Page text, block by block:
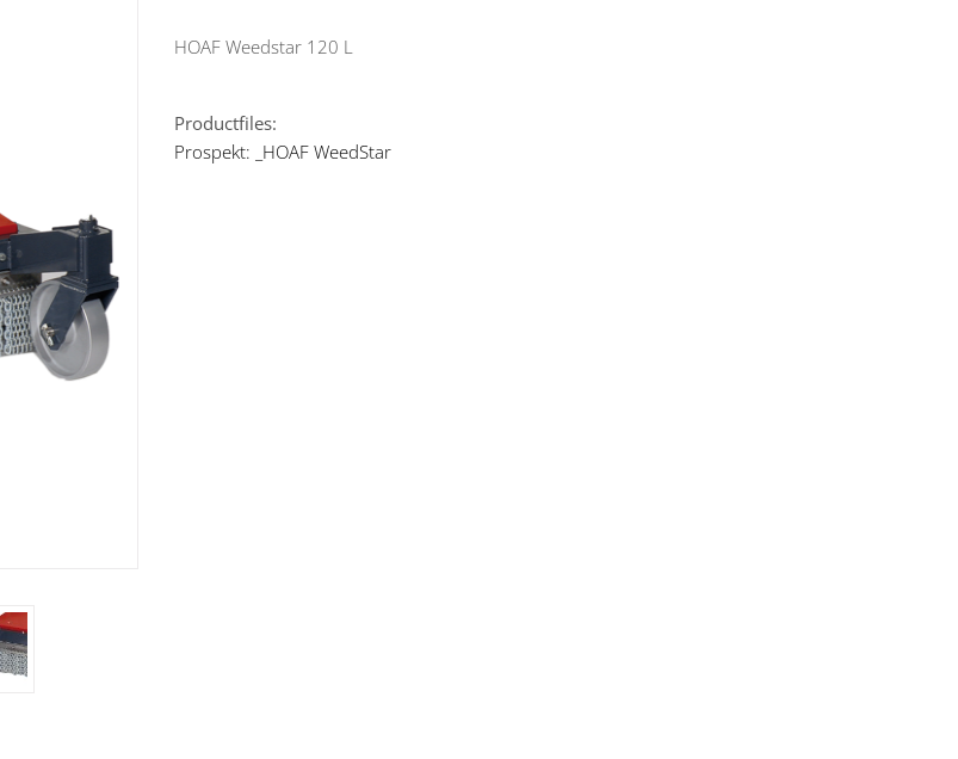
HOAF Weedstar 120 L
Productfiles:
Prospekt: _HOAF WeedStar